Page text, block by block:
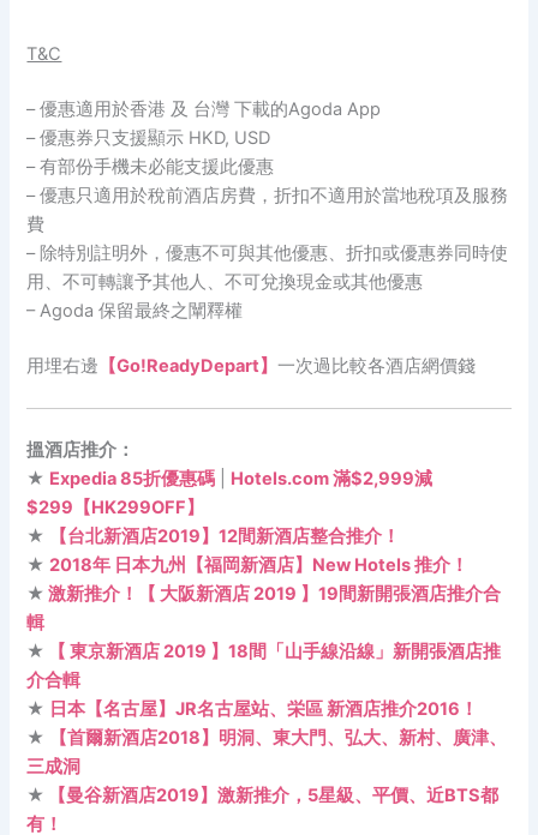
T&C
– 優惠適用於香港 及 台灣 下載的Agoda App
– 優惠券只支援顯示 HKD, USD
– 有部份手機未必能支援此優惠
– 優惠只適用於稅前酒店房費，折扣不適用於當地稅項及服務
費
– 除特別註明外，優惠不可與其他優惠、折扣或優惠券同時使
用、不可轉讓予其他人、不可兌換現金或其他優惠
– Agoda 保留最終之闡釋權
用埋右邊 【Go!ReadyDepart】一次過比較各酒店網價錢
搵酒店推介：
★ Expedia 85折優惠碼
Hotels.com 滿$2,999減
$299【HK299OFF】
★
【台北新酒店2019】12間新酒店整合推介！
★2018年 日本九州【福岡新酒店】New Hotels 推介！
★激新推介！【 大阪新酒店 2019 】19間新開張酒店推介合
輯
★
【 東京新酒店 2019 】18間「山手線沿線」新開張酒店推
介合輯
★ 日本【名古屋】JR名古屋站、栄區 新酒店推介2016！
★
【首爾新酒店2018】明洞、東大門、弘大、新村、廣津、
三成洞
★
【曼谷新酒店2019】激新推介，5星級、平價、近BTS都
有！